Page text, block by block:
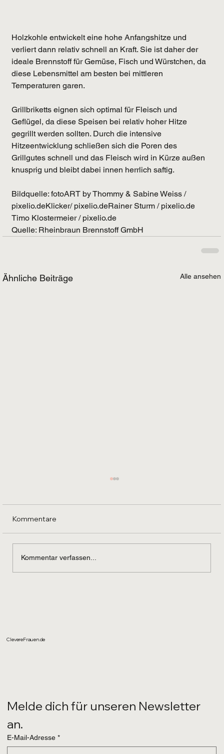
Holzkohle entwickelt eine hohe Anfangshitze und
verliert dann relativ schnell an Kraft. Sie ist daher der
ideale Brennstoff für Gemüse, Fisch und Würstchen, da
diese Lebensmittel am besten bei mittleren
Temperaturen garen.
Grillbriketts eignen sich optimal für Fleisch und
Geflügel, da diese Speisen bei relativ hoher Hitze
gegrillt werden sollten. Durch die intensive
Hitzeentwicklung schließen sich die Poren des
Grillgutes schnell und das Fleisch wird in Kürze außen
knusprig und bleibt dabei innen herrlich saftig.
Bildquelle: fotoART by Thommy & Sabine Weiss /
pixelio.deKlicker/ pixelio.deRainer Sturm / pixelio.de
Timo Klostermeier / pixelio.de
Quelle: Rheinbraun Brennstoff GmbH
Ähnliche Beiträge Alle ansehen
Kommentare
Kommentar verfassen...
ClevereFrauen.de
Melde dich für unseren Newsletter
an.
E-Mail-Adresse *